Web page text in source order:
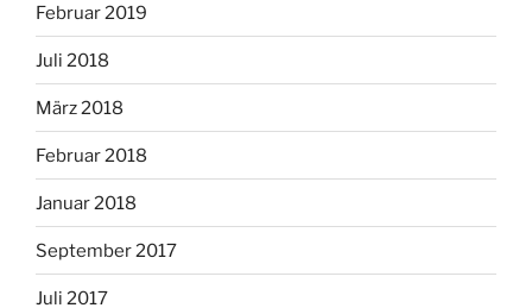
Februar 2019
Juli 2018
März 2018
Februar 2018
Januar 2018
September 2017
Juli 2017